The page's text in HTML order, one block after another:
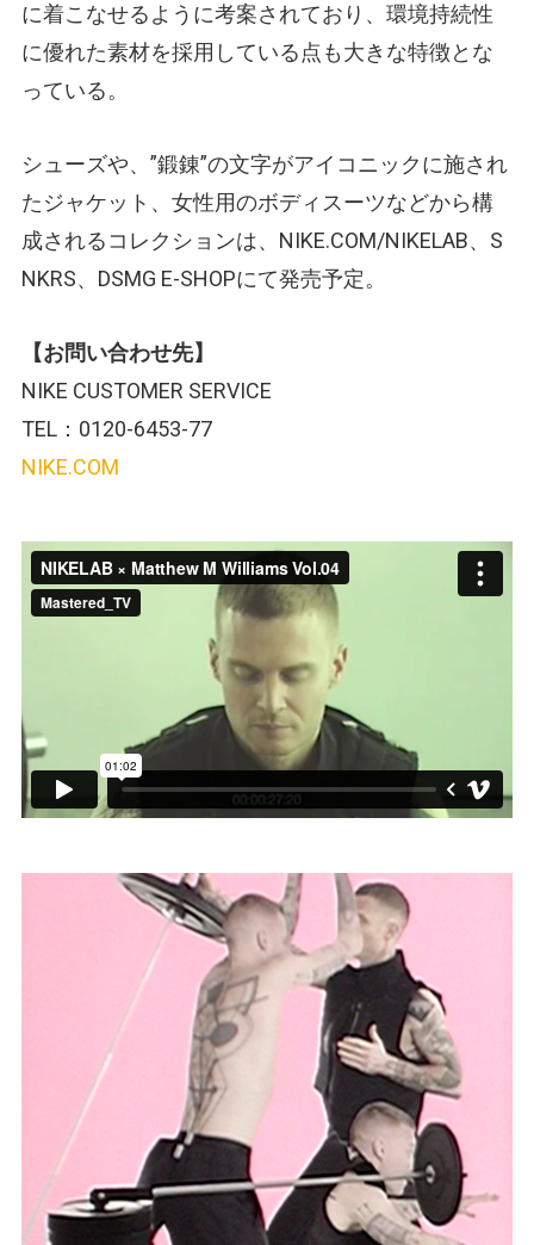
に着こなせるように考案されており、環境持続性
に優れた素材を採用している点も大きな特徴とな
っている。
シューズや、”鍛錬”の文字がアイコニックに施され
たジャケット、女性用のボディスーツなどから構
成されるコレクションは、NIKE.COM/NIKELAB、S
NKRS、DSMG E-SHOPにて発売予定。
【お問い合わせ先】
NIKE CUSTOMER SERVICE
TEL：0120-6453-77
NIKE.COM